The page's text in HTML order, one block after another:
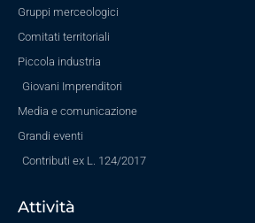
Gruppi merceologici
Comitati territoriali
Piccola industria
Giovani Imprenditori
Media e comunicazione
Grandi eventi
Contributi ex L. 124/2017
Attività